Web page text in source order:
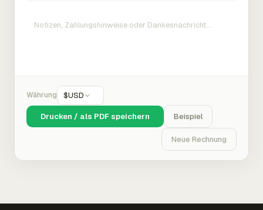
Währung $USD
Drucken / als PDF speichern Beispiel
Neue Rechnung